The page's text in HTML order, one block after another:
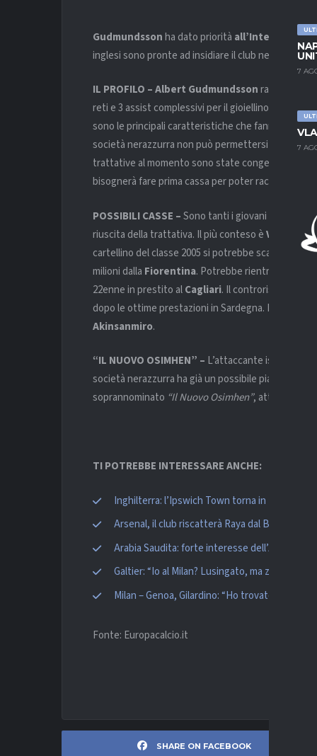
7
7
Gudmundssonha dato priorità all’Inter
, che
inglesi sono pronte ad insidiare il club nerazzurro,
IL PROFILO – Albert Gudmundssonrappresenta
reti e 3 assist complessivi per il gioiellino
sono le principali caratteristiche che fanno di
società nerazzurra non può permettersi di
trattative al momento sono state congelate sia
bisognerà fare prima cassa per poter raccogliere i
POSSIBILI CASSE –Sono tanti i giovani
riuscita della trattativa. Il più conteso èValentin
cartellino del classe 2005 si potrebbe scatenare
milioni dalla Fiorentina. Potrebbe rientrare nella
22enne in prestito alCagliari. Il controriscatto è
dopo le ottime prestazioni in Sardegna. Hanno
Akinsanmiro.
“IL NUOVO OSIMHEN” – L’attaccante islandese
società nerazzurra ha già un possibile piano B. Si
soprannominato “Il Nuovo Osimhen”, attualmente
TI POTREBBE INTERESSARE ANCHE:
Inghilterra: l’Ipswich Town torna in Premier
Arsenal, il club riscatterà Raya dal Brentford
Arabia Saudita: forte interesse dell’Al-Qadsiah
Galtier: “Io al Milan? Lusingato, ma zero
Milan – Genoa, Gilardino: “Ho trovato l’accordo
Fonte: Europacalcio.it
SHARE ON FACEBOOK